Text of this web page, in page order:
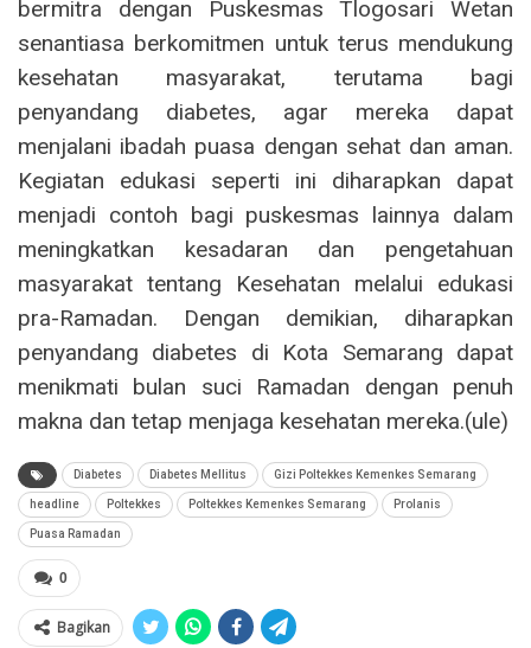
bermitra dengan Puskesmas Tlogosari Wetan
senantiasa berkomitmen untuk terus mendukung
kesehatan masyarakat, terutama bagi
penyandang diabetes, agar mereka dapat
menjalani ibadah puasa dengan sehat dan aman.
Kegiatan edukasi seperti ini diharapkan dapat
menjadi contoh bagi puskesmas lainnya dalam
meningkatkan kesadaran dan pengetahuan
masyarakat tentang Kesehatan melalui edukasi
pra-Ramadan. Dengan demikian, diharapkan
penyandang diabetes di Kota Semarang dapat
menikmati bulan suci Ramadan dengan penuh
makna dan tetap menjaga kesehatan mereka.(ule)
Diabetes Diabetes Mellitus Gizi Poltekkes Kemenkes Semarang
headline Poltekkes Poltekkes Kemenkes Semarang Prolanis
Puasa Ramadan
0
Bagikan